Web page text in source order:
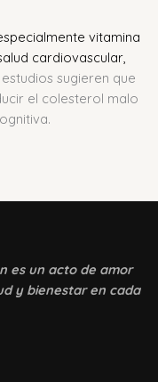
vitamina
cardiovascular,
sugieren que
el colesterol malo
es un acto de amor
y bienestar en cada